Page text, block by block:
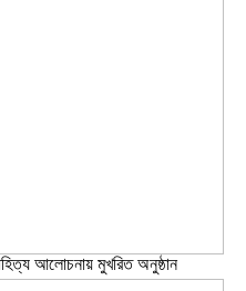
আলোচনায় মুখরিত অনুষ্ঠান